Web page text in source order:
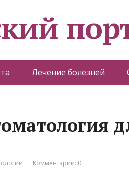
Лечение болезней
Комментарии: 0